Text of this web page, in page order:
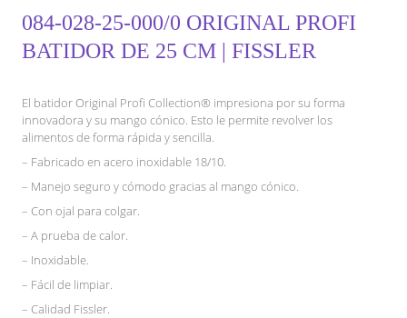
084-028-25-000/0 ORIGINAL PROFI
BATIDOR DE 25 CM | FISSLER
El batidor Original Profi Collection® impresiona por su forma
innovadora y su mango cónico. Esto le permite revolver los
alimentos de forma rápida y sencilla.
– Fabricado en acero inoxidable 18/10.
– Manejo seguro y cómodo gracias al mango cónico.
– Con ojal para colgar.
– A prueba de calor.
– Inoxidable.
– Fácil de limpiar.
– Calidad Fissler.